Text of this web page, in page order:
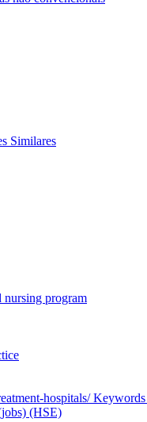
Similares
nursing program
hospitals/
(HSE)